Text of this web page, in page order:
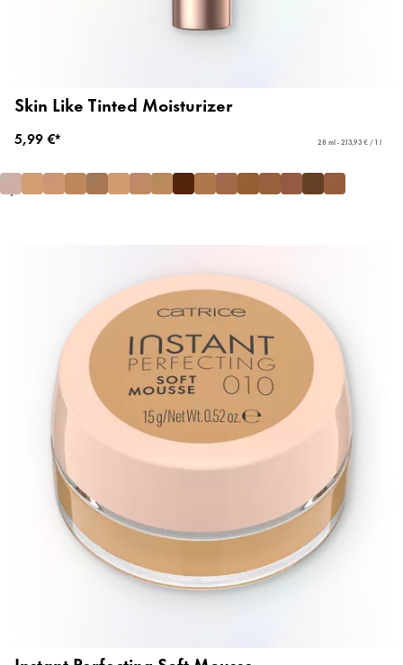
Skin Like Tinted Moisturizer
5,99 €* 28 ml - 213,93 € / 1 l